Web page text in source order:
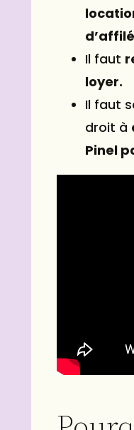
Il faut
loyer.
Il faut
droit à
Pinel